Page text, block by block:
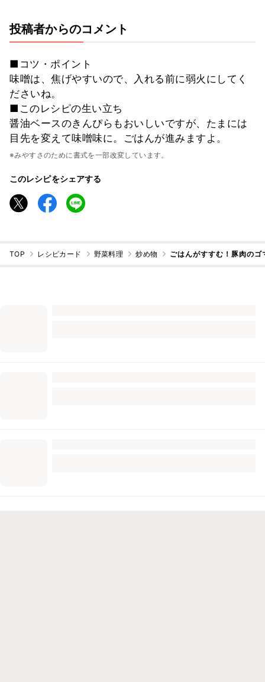
投稿者からのコメント
■コツ・ポイント
味噌は、焦げやすいので、入れる前に弱火にしてく
ださいね。
■このレシピの生い立ち
醤油ベースのきんぴらもおいしいですが、たまには
目先を変えて味噌味に。ごはんが進みますよ。
※みやすさのために書式を一部改変しています。
このレシピをシェアする
TOP レシピカード 野菜料理 炒め物 ごはんがすすむ！豚肉のゴ